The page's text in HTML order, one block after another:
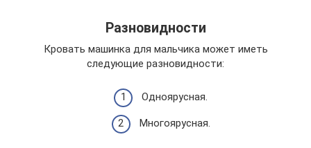
Разновидности
Кровать машинка для мальчика может иметь
следующие разновидности:
Одноярусная.
Многоярусная.